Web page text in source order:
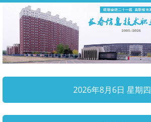
2026年8月6日 星期四